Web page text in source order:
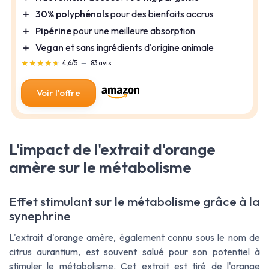
＋ 30% polyphénolspour des bienfaits accrus
＋ Pipérinepour une meilleure absorption
＋ Vegan et sans ingrédients d'origine animale
★★★★★
★★★★★ 4,6/5 — 83 avis
Voir l'offre
L'impact de l'extrait d'orange
amère sur le métabolisme
Effet stimulant sur le métabolisme grâce à la
synephrine
L'extrait d'orange amère, également connu sous le nom de
citrus aurantium, est souvent salué pour son potentiel à
stimuler le métabolisme. Cet extrait est tiré de l'orange